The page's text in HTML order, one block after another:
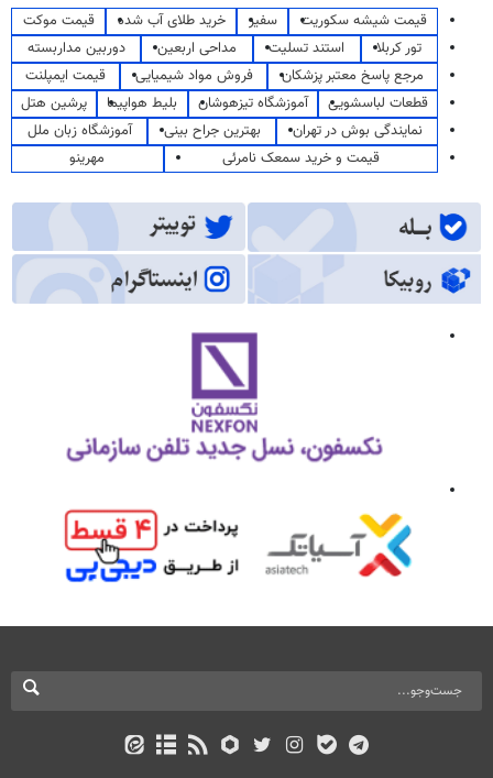
قیمت شیشه سکوریت سفیر خرید طلای آب شده
قیمت موکت
تور کربلا
استند تسلیت مداحی اربعین
دوربین مداربسته
مرجع پاسخ معتبر پزشکان
فروش مواد شیمیایی
قیمت ایمپلنت
قطعات لباسشویی
آموزشگاه تیزهوشان بلیط هواپیما
پرشین هتل
نمایندگی بوش در تهران
بهترین جراح بینی
آموزشگاه زبان ملل
قیمت و خرید سمعک نامرئی
مهرینو